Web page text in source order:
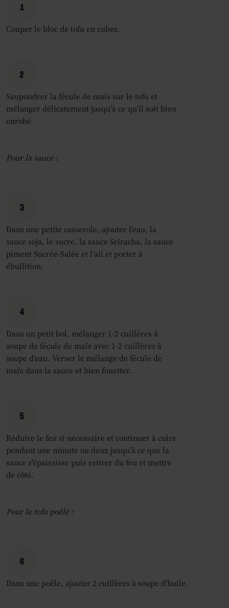
1
Couper le bloc de tofu en cubes.
2
Saupoudrer la fécule de maïs sur le tofu et
mélanger délicatement jusqu'à ce qu'il soit bien
enrobé
Pour la sauce :
3
Dans une petite casserole, ajouter l'eau, la
sauce soja, le sucre, la sauce Sriracha, la sauce
piment Sucrée-Salée et l'ail et porter à
ébullition.
4
Dans un petit bol, mélanger 1-2 cuillères à
soupe de fécule de maïs avec 1-2 cuillères à
soupe d'eau. Verser le mélange de fécule de
maïs dans la sauce et bien fouetter.
5
Réduire le feu si nécessaire et continuer à cuire
pendant une minute ou deux jusqu'à ce que la
sauce s'épaississe puis retirer du feu et mettre
de côté.
Pour le tofu poêlé :
6
Dans une poêle, ajouter 2 cuillères à soupe d'huile.